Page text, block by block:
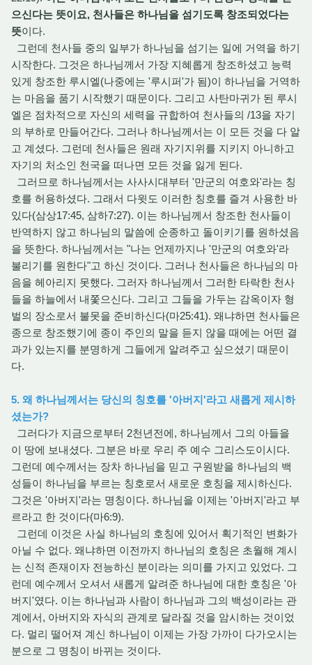
으신다는 뜻이요, 천사들은 하나님을 섬기도록 창조되었다는
뜻이다.
그런데 천사들 중의 일부가 하나님을 섬기는 일에 거역을 하기
시작한다. 그것은 하나님께서 가장 지혜롭게 창조하셨고 능력
있게 창조한 루시엘(나중에는 '루시퍼'가 됨)이 하나님을 거역하
는 마음을 품기 시작했기 때문이다. 그리고 사탄마귀가 된 루시
엘은 점차적으로 자신의 세력을 규합하여 천사들의 /13을 자기
의 부하로 만들어간다. 그러나 하나님께서는 이 모든 것을 다 알
고 계셨다. 그런데 천사들은 원래 자기지위를 지키지 아니하고
자기의 처소인 천국을 떠나면 모든 것을 잃게 된다.
그러므로 하나님께서는 사사시대부터 '만군의 여호와'라는 칭
호를 허용하셨다. 그래서 다윗도 이러한 칭호를 즐겨 사용한 바
있다(삼상17:45, 삼하7:27). 이는 하나님께서 창조한 천사들이
반역하지 않고 하나님의 말씀에 순종하고 돌이키기를 원하셨음
을 뜻한다. 하나님께서는 "나는 언제까지나 '만군의 여호와'라
불리기를 원한다"고 하신 것이다. 그러나 천사들은 하나님의 마
음을 헤아리지 못했다. 그러자 하나님께서 그러한 타락한 천사
들을 하늘에서 내쫓으신다. 그리고 그들을 가두는 감옥이자 형
벌의 장소로서 불못을 준비하신다(마25:41). 왜냐하면 천사들은
종으로 창조했기에 종이 주인의 말을 듣지 않을 때에는 어떤 결
과가 있는지를 분명하게 그들에게 알려주고 싶으셨기 때문이
다.
5. 왜 하나님께서는 당신의 칭호를 '아버지'라고 새롭게 제시하
셨는가?
그러다가 지금으로부터 2천년전에, 하나님께서 그의 아들을
이 땅에 보내셨다. 그분은 바로 우리 주 예수 그리스도이시다.
그런데 예수께서는 장차 하나님을 믿고 구원받을 하나님의 백
성들이 하나님을 부르는 칭호로서 새로운 호칭을 제시하신다.
그것은 '아버지'라는 명칭이다. 하나님을 이제는 '아버지'라고 부
르라고 한 것이다(마6:9).
그런데 이것은 사실 하나님의 호칭에 있어서 획기적인 변화가
아닐 수 없다. 왜냐하면 이전까지 하나님의 호칭은 초월해 계시
는 신적 존재이자 전능하신 분이라는 의미를 가지고 있었다. 그
런데 예수께서 오셔서 새롭게 알려준 하나님에 대한 호칭은 '아
버지'였다. 이는 하나님과 사람이 하나님과 그의 백성이라는 관
계에서, 아버지와 자식의 관계로 달라질 것을 암시하는 것이었
다. 멀리 떨어져 계신 하나님이 이제는 가장 가까이 다가오시는
분으로 그 명칭이 바뀌는 것이다.